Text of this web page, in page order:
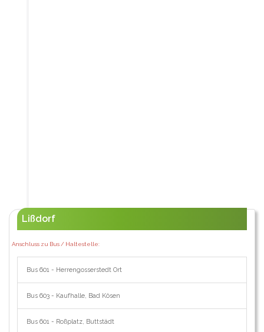
Lißdorf
Anschluss zu Bus / Haltestelle:
Bus 601 - Herrengosserstedt Ort
Bus 603 - Kaufhalle, Bad Kösen
Bus 601 - Roßplatz, Buttstädt